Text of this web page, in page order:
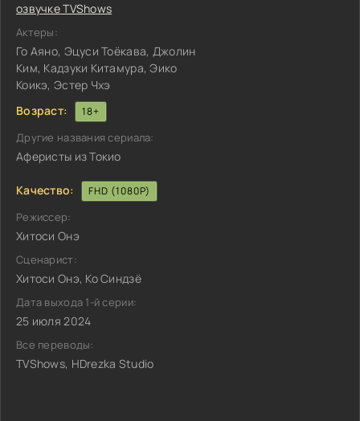
озвучке TVShows
Актеры:
Го Аяно, Эцуси Тоёкава, Джолин
Ким, Кадзуки Китамура, Эико
Коикэ, Эстер Чхэ
Возраст:
18+
Другие названия сериала:
Аферисты из Токио
Качество: FHD (1080P)
Режиссер:
Хитоси Онэ
Сценарист:
Хитоси Онэ, Ко Синдзё
Дата выхода 1-й серии:
25 июля 2024
Все переводы:
TVShows, HDrezka Studio